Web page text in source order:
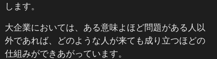
します。
大企業においては、ある意味よほど問題がある人以
外であれば、どのような人が来ても成り立つほどの
仕組みができあがっています。